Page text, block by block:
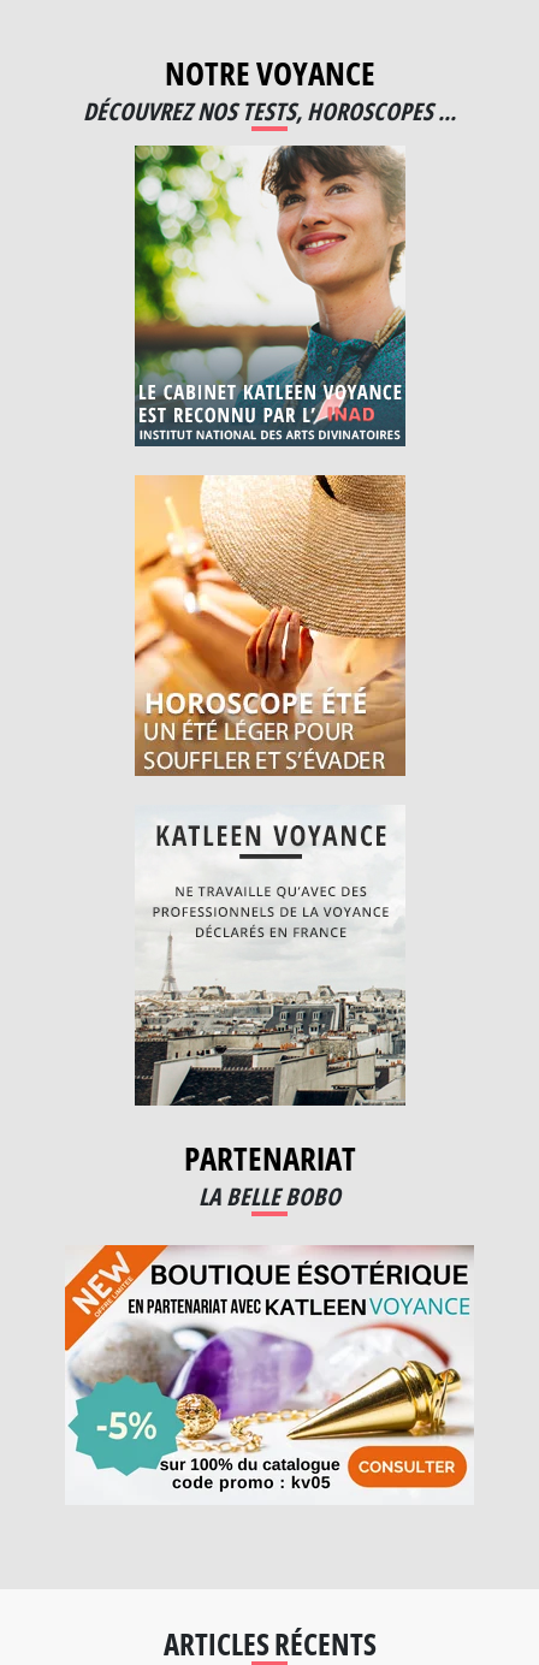
NOTRE VOYANCE
DÉCOUVREZ NOS TESTS, HOROSCOPES ...
PARTENARIAT
LA BELLE BOBO
ARTICLES RÉCENTS